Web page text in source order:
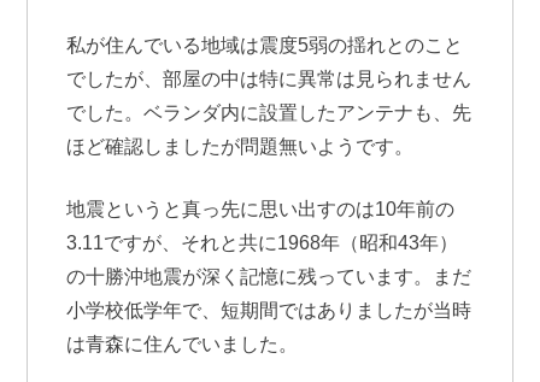
私が住んでいる地域は震度5弱の揺れとのこと
でしたが、部屋の中は特に異常は見られません
でした。ベランダ内に設置したアンテナも、先
ほど確認しましたが問題無いようです。
地震というと真っ先に思い出すのは10年前の
3.11ですが、それと共に1968年（昭和43年）
の十勝沖地震が深く記憶に残っています。まだ
小学校低学年で、短期間ではありましたが当時
は青森に住んでいました。